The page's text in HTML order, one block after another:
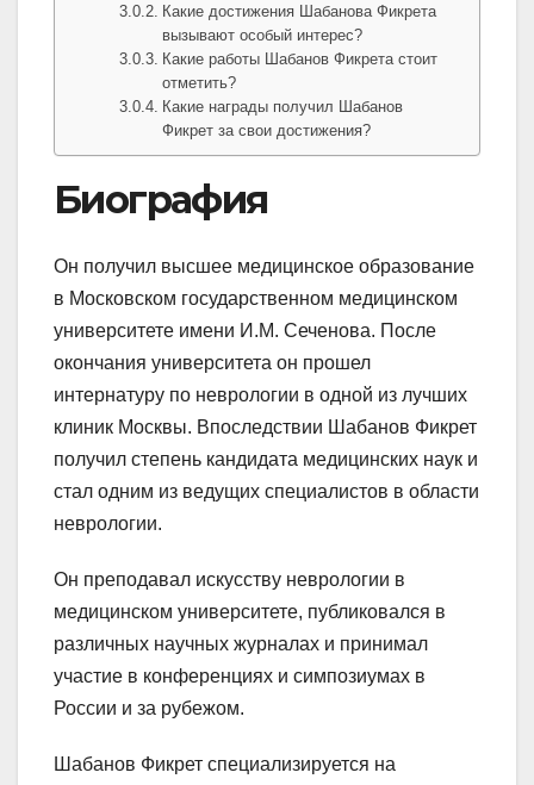
Какие достижения Шабанова Фикрета
вызывают особый интерес?
Какие работы Шабанов Фикрета стоит
отметить?
Какие награды получил Шабанов
Фикрет за свои достижения?
Биография
Он получил высшее медицинское образование
в Московском государственном медицинском
университете имени И.М. Сеченова. После
окончания университета он прошел
интернатуру по неврологии в одной из лучших
клиник Москвы. Впоследствии Шабанов Фикрет
получил степень кандидата медицинских наук и
стал одним из ведущих специалистов в области
неврологии.
Он преподавал искусству неврологии в
медицинском университете, публиковался в
различных научных журналах и принимал
участие в конференциях и симпозиумах в
России и за рубежом.
Шабанов Фикрет специализируется на